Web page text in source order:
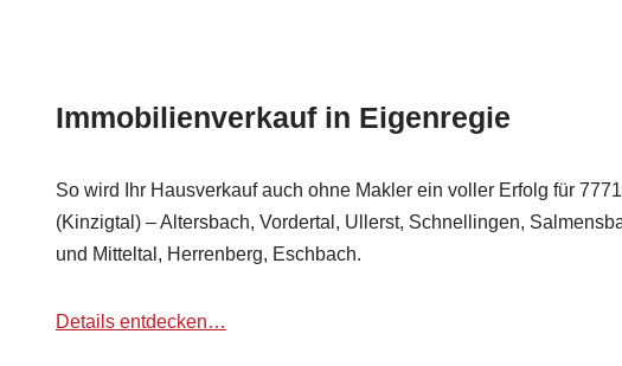
Immobilienverkauf in Eigenregie
So wird Ihr Hausverkauf auch ohne Makler ein voller Erfolg für
(Kinzigtal) – Altersbach, Vordertal, Ullerst, Schnellingen,
und Mitteltal, Herrenberg, Eschbach.
Details entdecken…